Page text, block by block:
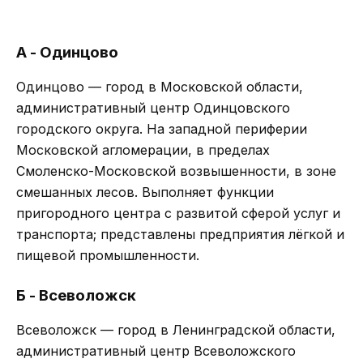
А - Одинцово
Одинцово — город в Московской области,
административный центр Одинцовского
городского округа. На западной периферии
Московской агломерации, в пределах
Смоленско-Московской возвышенности, в зоне
смешанных лесов. Выполняет функции
пригородного центра с развитой сферой услуг и
транспорта; представлены предприятия лёгкой и
пищевой промышленности.
Б - Всеволожск
Всеволожск — город в Ленинградской области,
административный центр Всеволожского